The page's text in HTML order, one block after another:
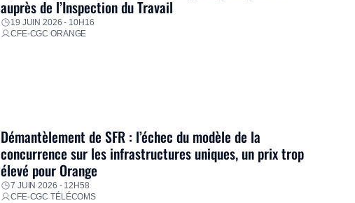
auprès de l’Inspection du Travail
19 JUIN 2026 - 10H16
CFE-CGC ORANGE
Démantèlement de SFR : l’échec du modèle de la
concurrence sur les infrastructures uniques, un prix trop
élevé pour Orange
7 JUIN 2026 - 12H58
CFE-CGC TÉLÉCOMS